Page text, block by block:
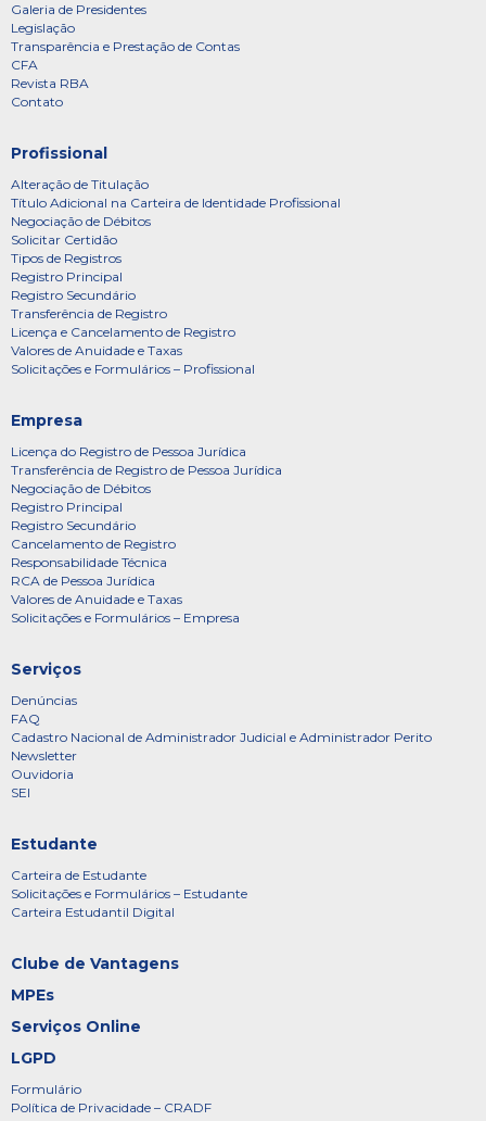
Galeria de Presidentes
Legislação
Transparência e Prestação de Contas
CFA
Revista RBA
Contato
Profissional
Alteração de Titulação
Título Adicional na Carteira de Identidade Profissional
Negociação de Débitos
Solicitar Certidão
Tipos de Registros
Registro Principal
Registro Secundário
Transferência de Registro
Licença e Cancelamento de Registro
Valores de Anuidade e Taxas
Solicitações e Formulários – Profissional
Empresa
Licença do Registro de Pessoa Jurídica
Transferência de Registro de Pessoa Jurídica
Negociação de Débitos
Registro Principal
Registro Secundário
Cancelamento de Registro
Responsabilidade Técnica
RCA de Pessoa Jurídica
Valores de Anuidade e Taxas
Solicitações e Formulários – Empresa
Serviços
Denúncias
FAQ
Cadastro Nacional de Administrador Judicial e Administrador Perito
Newsletter
Ouvidoria
SEI
Estudante
Carteira de Estudante
Solicitações e Formulários – Estudante
Carteira Estudantil Digital
Clube de Vantagens
MPEs
Serviços Online
LGPD
Formulário
Política de Privacidade – CRADF